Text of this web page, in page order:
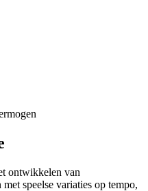
ontwikkelen van
speelse variaties op tempo,